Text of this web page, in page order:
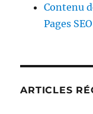
Contenu
Pages
ARTICLES